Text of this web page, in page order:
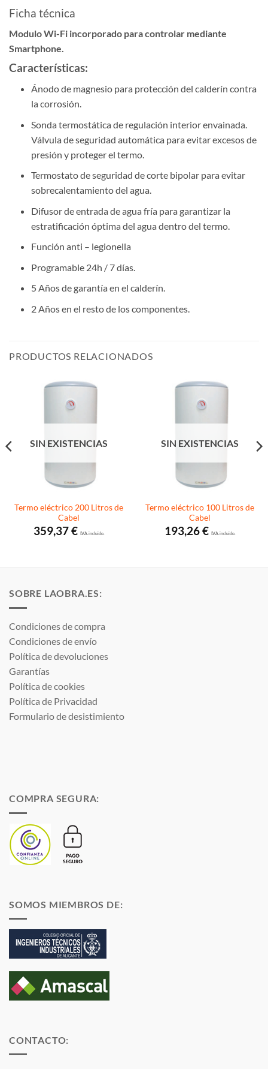
Ficha técnica
Modulo Wi-Fi incorporado para controlar mediante
Smartphone.
Características:
Ánodo de magnesio para protección del calderín contra
la corrosión.
Sonda termostática de regulación interior envainada.
Válvula de seguridad automática para evitar excesos de
presión y proteger el termo.
Termostato de seguridad de corte bipolar para evitar
sobrecalentamiento del agua.
Difusor de entrada de agua fría para garantizar la
estratificación óptima del agua dentro del termo.
Función anti – legionella
Programable 24h / 7 días.
5 Años de garantía en el calderín.
2 Años en el resto de los componentes.
PRODUCTOS RELACIONADOS
SIN EXISTENCIAS
Termo eléctrico 200 Litros de
Cabel
359,37€I.V.A. incluido.
SIN EXISTENCIAS
Termo eléctrico 100 Litros de
Cabel
193,26€I.V.A. incluido.
SOBRE LAOBRA.ES:
Condiciones de compra
Condiciones de envío
Política de devoluciones
Garantías
Política de cookies
Política de Privacidad
Formulario de desistimiento
COMPRA SEGURA:
SOMOS MIEMBROS DE:
CONTACTO: